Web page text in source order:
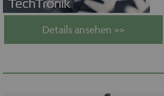
Details ansehen >>